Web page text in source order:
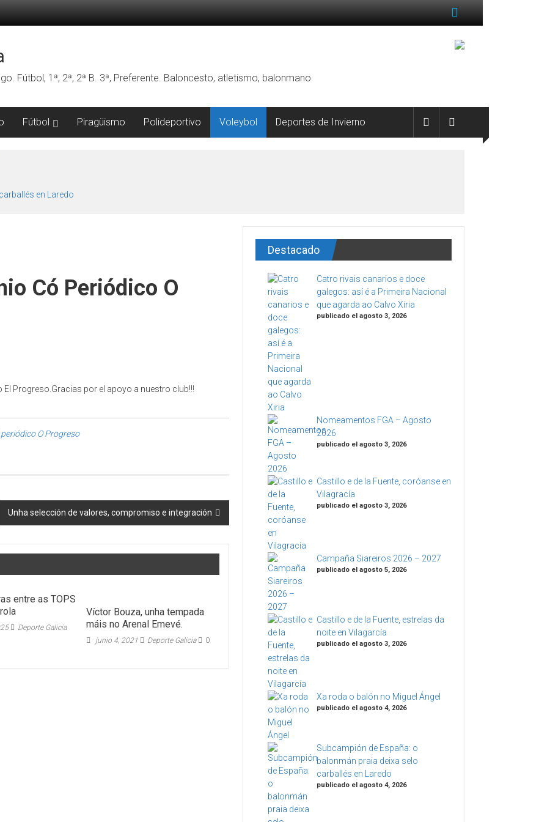
Fútbol, 1ª, 2ª, 2ª B. 3ª, Preferente. Baloncesto, atletismo, balonmano
Fútbol Piragüismo Polideportivo Voleybol Deportes de Invierno
en Laredo
Có Periódico O
Progreso.Gracias por el apoyo a nuestro club!!!
O Progreso
Unha selección de valores, compromiso e integración
entre as TOPS
Deporte Galicia
Víctor Bouza, unha tempada
máis no Arenal Emevé.
junio 4, 2021 Deporte Galicia 0
Destacado
Catro rivais canarios e doce
galegos: así é a Primeira Nacional
que agarda ao Calvo Xiria
publicado el agosto 3, 2026
Nomeamentos FGA – Agosto
2026
publicado el agosto 3, 2026
Castillo e de la Fuente, coróanse en
Vilagracía
publicado el agosto 3, 2026
Campaña Siareiros 2026 – 2027
publicado el agosto 5, 2026
Castillo e de la Fuente, estrelas da
noite en Vilagarcía
publicado el agosto 3, 2026
Xa roda o balón no Miguel Ángel
publicado el agosto 4, 2026
Subcampión de España: o
balonmán praia deixa selo
carballés en Laredo
publicado el agosto 4, 2026